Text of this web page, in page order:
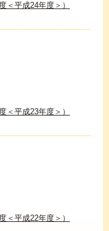
＜平成24年度＞）
＜平成23年度＞）
＜平成22年度＞）